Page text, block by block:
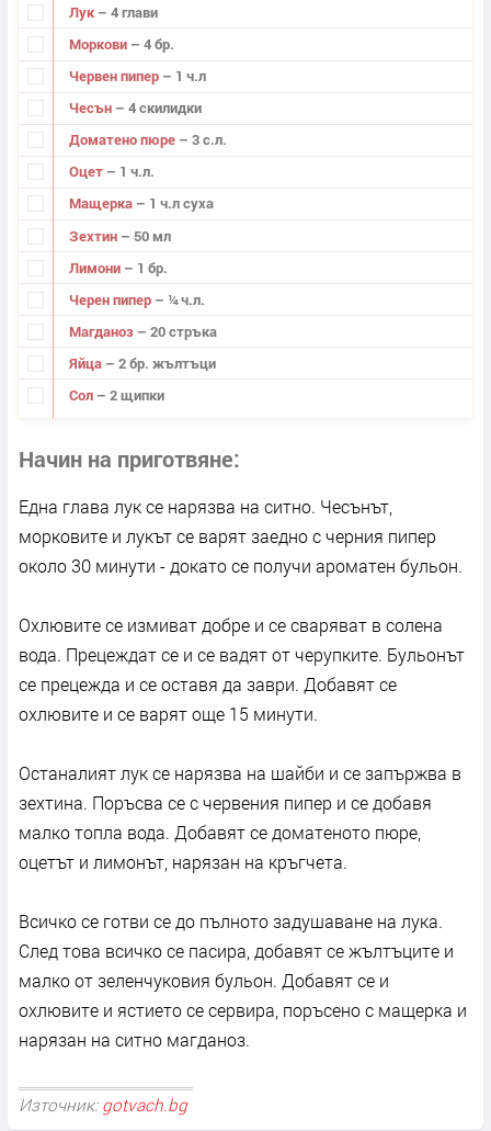
Лук – 4 глави
Моркови – 4 бр.
Червен пипер – 1 ч.л
Чесън – 4 скилидки
Доматено пюре – 3 с.л.
Оцет – 1 ч.л.
Мащерка – 1 ч.л суха
Зехтин – 50 мл
Лимони – 1 бр.
Черен пипер – ¼ ч.л.
Магданоз – 20 стръка
Яйца – 2 бр. жълтъци
Сол – 2 щипки
Начин на приготвяне
Една глава лук се нарязва на ситно. Чесънът,
морковите и лукът се варят заедно с черния пипер
около 30 минути - докато се получи ароматен бульон.
Охлювите се измиват добре и се сваряват в солена
вода. Прецеждат се и се вадят от черупките. Бульонът
се прецежда и се оставя да заври. Добавят се
охлювите и се варят още 15 минути.
Останалият лук се нарязва на шайби и се запържва в
зехтина. Поръсва се с червения пипер и се добавя
малко топла вода. Добавят се доматеното пюре,
оцетът и лимонът, нарязан на кръгчета.
Всичко се готви се до пълното задушаване на лука.
След това всичко се пасира, добавят се жълтъците и
малко от зеленчуковия бульон. Добавят се и
охлювите и ястието се сервира, поръсено с мащерка и
нарязан на ситно магданоз.
Източник: gotvach.bg